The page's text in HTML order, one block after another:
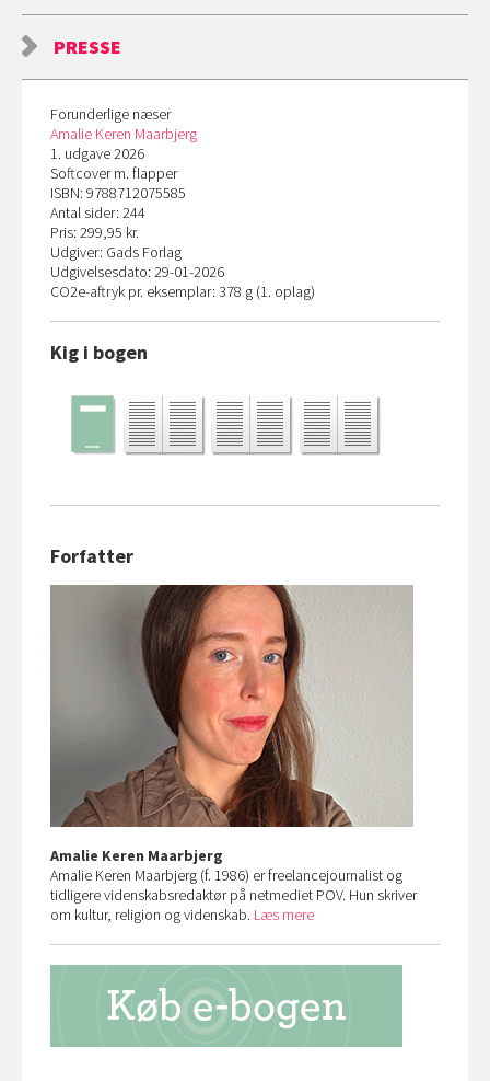
PRESSE
Forunderlige næser
Amalie Keren Maarbjerg
1. udgave 2026
Softcover m. flapper
ISBN: 9788712075585
Antal sider: 244
Pris: 299,95 kr.
Udgiver: Gads Forlag
Udgivelsesdato: 29-01-2026
CO2e-aftryk pr. eksemplar: 378 g (1. oplag)
Kig i bogen
Forfatter
Amalie Keren Maarbjerg
Amalie Keren Maarbjerg (f. 1986) er freelancejournalist og
tidligere videnskabsredaktør på netmediet POV. Hun skriver
om kultur, religion og videnskab. Læs mere